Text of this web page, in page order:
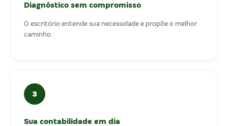
Diagnóstico sem compromisso
O escritório entende sua necessidade e propõe o melhor
caminho.
3
Sua contabilidade em dia